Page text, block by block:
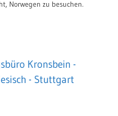
Norwegen zu besuchen.
Kronsbein -
- Stuttgart